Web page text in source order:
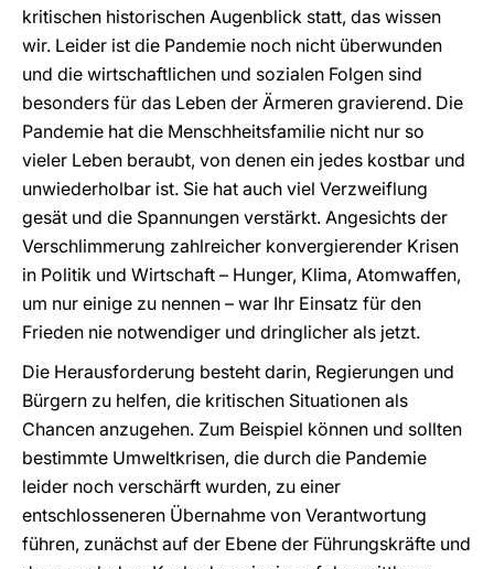
kritischen historischen Augenblick statt, das wissen
wir. Leider ist die Pandemie noch nicht überwunden
und die wirtschaftlichen und sozialen Folgen sind
besonders für das Leben der Ärmeren gravierend. Die
Pandemie hat die Menschheitsfamilie nicht nur so
vieler Leben beraubt, von denen ein jedes kostbar und
unwiederholbar ist. Sie hat auch viel Verzweiflung
gesät und die Spannungen verstärkt. Angesichts der
Verschlimmerung zahlreicher konvergierender Krisen
in Politik und Wirtschaft – Hunger, Klima, Atomwaffen,
um nur einige zu nennen – war Ihr Einsatz für den
Frieden nie notwendiger und dringlicher als jetzt.
Die Herausforderung besteht darin, Regierungen und
Bürgern zu helfen, die kritischen Situationen als
Chancen anzugehen. Zum Beispiel können und sollten
bestimmte Umweltkrisen, die durch die Pandemie
leider noch verschärft wurden, zu einer
entschlosseneren Übernahme von Verantwortung
führen, zunächst auf der Ebene der Führungskräfte und